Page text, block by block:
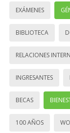
EXÁMENES
BIBLIOTECA
RELACIONES
INGRESANTES
BECAS
100 AÑOS